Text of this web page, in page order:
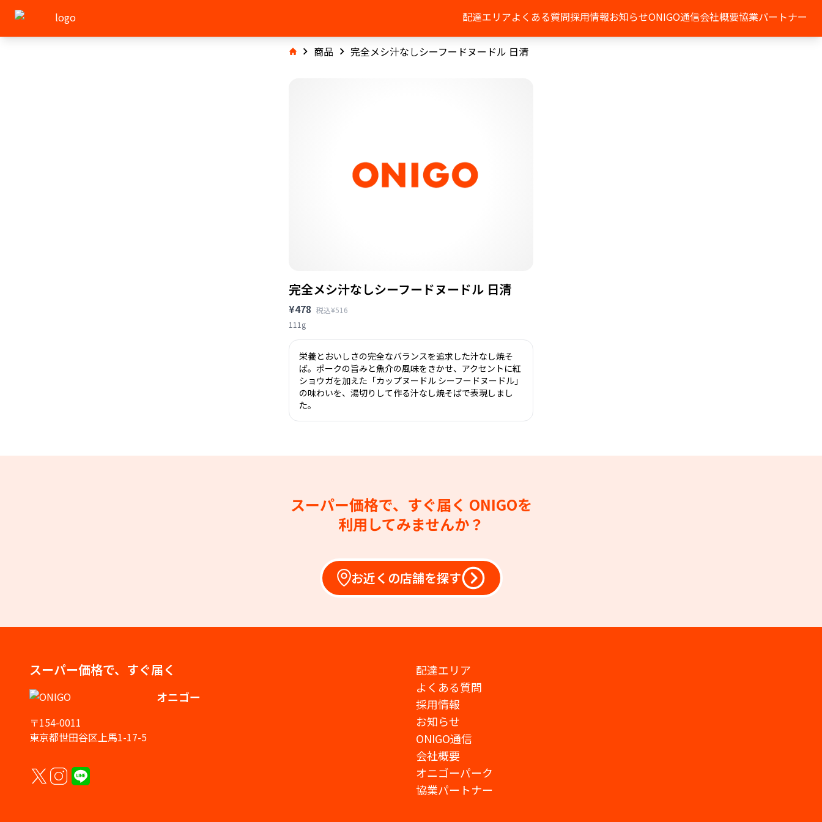
配達エリアよくある質問採用情報お知らせONIGO通信会社概要協業パートナー
商品 完全メシ汁なしシーフードヌードル 日清
完全メシ汁なしシーフードヌードル 日清
¥478 税込¥516
111g
栄養とおいしさの完全なバランスを追求した汁なし焼そ
ば。ポークの旨みと魚介の風味をきかせ、アクセントに紅
ショウガを加えた「カップヌードル シーフードヌードル」
の味わいを、湯切りして作る汁なし焼そばで表現しまし
た。
スーパー価格で、すぐ届く ONIGOを
利用してみませんか？
お近くの店舗を探す
スーパー価格で、すぐ届く
オニゴー
〒154-0011
東京都世田谷区上馬1-17-5
配達エリア
よくある質問
採用情報
お知らせ
ONIGO通信
会社概要
オニゴーパーク
協業パートナー